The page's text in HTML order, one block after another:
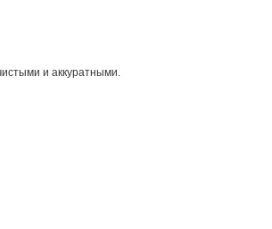
и аккуратными.